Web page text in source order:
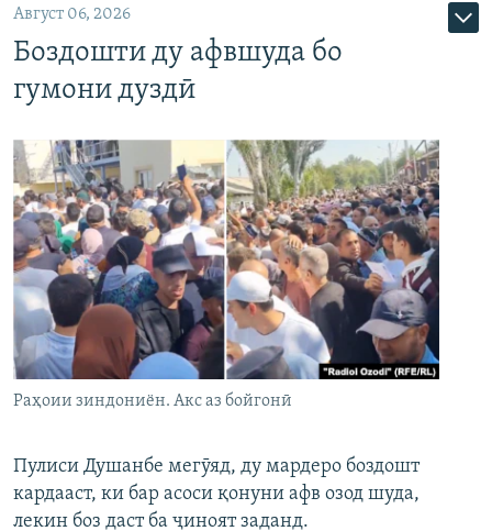
Август 06, 2026
Боздошти ду афвшуда бо
гумони дуздӣ
Раҳоии зиндониён. Акс аз бойгонӣ
Пулиси Душанбе мегӯяд, ду мардеро боздошт
кардааст, ки бар асоси қонуни афв озод шуда,
лекин боз даст ба ҷиноят заданд.